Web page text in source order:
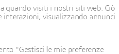
quando visiti i nostri siti web. Ciò
visualizzando annunci
"Gestisci le mie preferenze